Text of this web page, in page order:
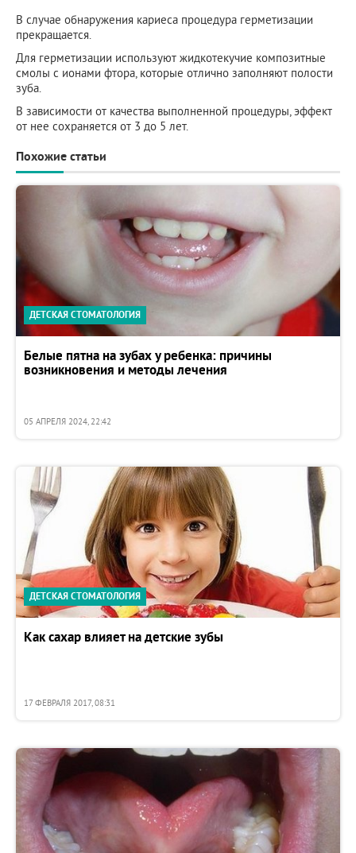
В случае обнаружения кариеса процедура герметизации
прекращается.
Для герметизации используют жидкотекучие композитные
смолы с ионами фтора, которые отлично заполняют полости
зуба.
В зависимости от качества выполненной процедуры, эффект
от нее сохраняется от 3 до 5 лет.
Похожие статьи
ДЕТСКАЯ СТОМАТОЛОГИЯ
Белые пятна на зубах у ребенка: причины
возникновения и методы лечения
05 АПРЕЛЯ 2024, 22:42
ДЕТСКАЯ СТОМАТОЛОГИЯ
Как сахар влияет на детские зубы
17 ФЕВРАЛЯ 2017, 08:31